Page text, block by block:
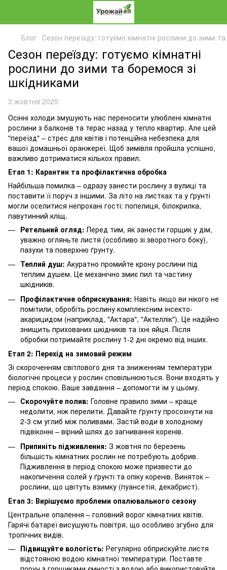
Блог Сезон переїзду: готуємо кімнатні рослини до зими
Сезон переїзду: готуємо кімнатні
рослини до зими та боремося зі
шкідниками
3 жовтня 2025
Осінні холоди змушують нас переносити улюблені кімнатні
рослини з балконів та терас назад у тепло квартир. Але цей
"переїзд" – стрес для квітів і потенційна небезпека для
вашої домашньої оранжереї. Щоб зимівля пройшла успішно,
важливо дотриматися кількох правил.
Етап 1: Карантин та профілактична обробка
Найбільша помилка – одразу занести рослину з вулиці та
поставити її поруч з іншими. За літо на листках та у ґрунті
могли оселитися непрохані гості: попелиця, білокрилка,
павутинний кліщ.
Ретельний огляд: Перед тим, як занести горщик у дім,
уважно огляньте листя (особливо зі зворотного боку),
пазухи та поверхню ґрунту.
Теплий душ: Акуратно промийте крону рослини під
теплим душем. Це механічно змиє пил та частину
шкідників.
Профілактичне обприскування: Навіть якщо ви нікого не
помітили, обробіть рослину комплексним інсекто-
акарицидом (наприклад, "Актара", "Актеллік"). Це надійно
знищить прихованих шкідників та їхні яйця. Після
обробки потримайте рослину 1-2 дні окремо від інших.
Етап 2: Перехід на зимовий режим
Зі скороченням світлового дня та зниженням температури
біологічні процеси у рослин сповільнюються. Вони входять у
період спокою. Ваше завдання – допомогти їм у цьому.
Скорочуйте полив: Головне правило зими – краще
недолити, ніж перелити. Давайте ґрунту просохнути на
2-3 см углиб між поливами. Застій води в холодному
підвіконні – вірний шлях до загнивання коренів.
Припиніть підживлення: З жовтня по березень
більшість кімнатних рослин не потребують добрив.
Підживлення в період спокою може призвести до
накопичення солей у ґрунті та опіку коренів. Виняток –
рослини, що цвітуть взимку (пуансетія, декабрист).
Етап 3: Вирішуємо проблеми опалювального сезону
Центральне опалення – головний ворог кімнатних квітів.
Гарячі батареї висушують повітря, що особливо згубно для
тропічних видів.
Підвищуйте вологість: Регулярно обприскуйте листя
відстояною водою кімнатної температури. Поставте